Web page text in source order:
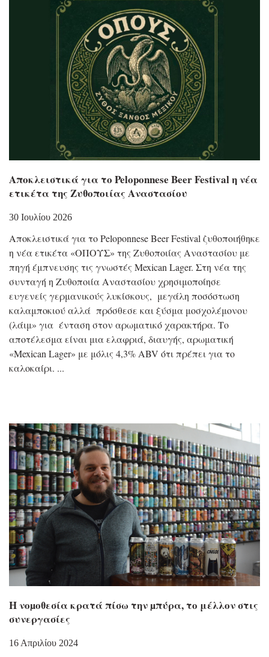
Αποκλειστικά για το Peloponnese Beer Festival η νέα
ετικέτα της Ζυθοποιίας Αναστασίου
30 Ιουλίου 2026
Αποκλειστικά για το Peloponnese Beer Festival ζυθοποιήθηκε
η νέα ετικέτα «ΟΠΟΥΣ» της Ζυθοποιίας Αναστασίου με
πηγή έμπνευσης τις γνωστές Mexican Lager. Στη νέα της
συνταγή η Ζυθοποιία Αναστασίου χρησιμοποίησε
ευγενείς γερμανικούς λυκίσκους, μεγάλη ποσόστωση
καλαμποκιού αλλά πρόσθεσε και ξύσμα μοσχολέμονου
(λάιμ» για ένταση στον αρωματικό χαρακτήρα. Το
αποτέλεσμα είναι μια ελαφριά, διαυγής, αρωματική
«Mexican Lager» με μόλις 4,3% ABV ότι πρέπει για το
καλοκαίρι.
Η νοµοθεσία κρατά πίσω την µπύρα, το μέλλον στις
συνεργασίες
16 Απριλίου 2024